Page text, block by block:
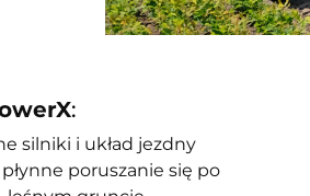
:
silniki i układ jezdny
poruszanie się po